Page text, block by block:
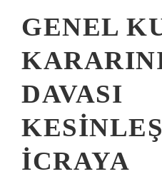
GENEL
DAVASI
ICRAYA